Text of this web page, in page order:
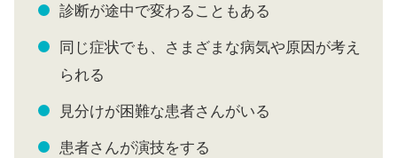
診断が途中で変わることもある
同じ症状でも、さまざまな病気や原因が考え
られる
見分けが困難な患者さんがいる
患者さんが演技をする